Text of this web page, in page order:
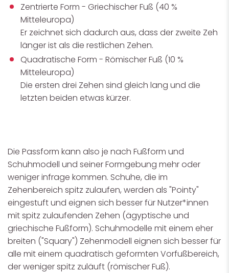
Zentrierte Form - Griechischer Fuß (40 %
Mitteleuropa)
Er zeichnet sich dadurch aus, dass der zweite Zeh
länger ist als die restlichen Zehen.
Quadratische Form - Römischer Fuß (10 %
Mitteleuropa)
Die ersten drei Zehen sind gleich lang und die
letzten beiden etwas kürzer.
Die Passform kann also je nach Fußform und
Schuhmodell und seiner Formgebung mehr oder
weniger infrage kommen. Schuhe, die im
Zehenbereich spitz zulaufen, werden als "Pointy"
eingestuft und eignen sich besser für Nutzer*innen
mit spitz zulaufenden Zehen (ägyptische und
griechische Fußform). Schuhmodelle mit einem eher
breiten ("Squary") Zehenmodell eignen sich besser für
alle mit einem quadratisch geformten Vorfußbereich,
der weniger spitz zuläuft (römischer Fuß).